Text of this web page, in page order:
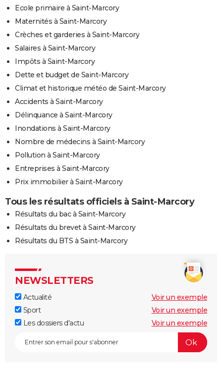
Ecole primaire à Saint-Marcory
Maternités à Saint-Marcory
Crèches et garderies à Saint-Marcory
Salaires à Saint-Marcory
Impôts à Saint-Marcory
Dette et budget de Saint-Marcory
Climat et historique météo de Saint-Marcory
Accidents à Saint-Marcory
Délinquance à Saint-Marcory
Inondations à Saint-Marcory
Nombre de médecins à Saint-Marcory
Pollution à Saint-Marcory
Entreprises à Saint-Marcory
Prix immobilier à Saint-Marcory
Tous les résultats officiels à Saint-Marcory
Résultats du bac à Saint-Marcory
Résultats du brevet à Saint-Marcory
Résultats du BTS à Saint-Marcory
NEWSLETTERS
Actualité
Voir un exemple
Sport
Voir un exemple
Les dossiers d'actu
Voir un exemple